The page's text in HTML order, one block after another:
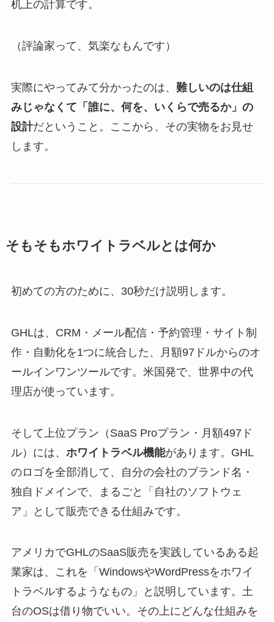
机上の計算です。
（評論家って、気楽なもんです）
実際にやってみて分かったのは、 難しいのは仕組
みじゃなくて「誰に、何を、いくらで売るか」の
設計だということ。ここから、その実物をお見せ
します。
そもそもホワイトラベルとは何か
初めての方のために、30秒だけ説明します。
GHLは、CRM・メール配信・予約管理・サイト制
作・自動化を1つに統合した、月額97ドルからのオ
ールインワンツールです。米国発で、世界中の代
理店が使っています。
そして上位プラン（SaaS Proプラン・月額497ド
ル）には、 ホワイトラベル機能があります。GHL
のロゴを全部消して、自分の会社のブランド名・
独自ドメインで、まるごと「自社のソフトウェ
ア」として販売できる仕組みです。
アメリカでGHLのSaaS販売を実践しているある起
業家は、これを「WindowsやWordPressをホワイ
トラベルするようなもの」と説明しています。土
台のOSは借り物でいい。その上にどんな仕組みを